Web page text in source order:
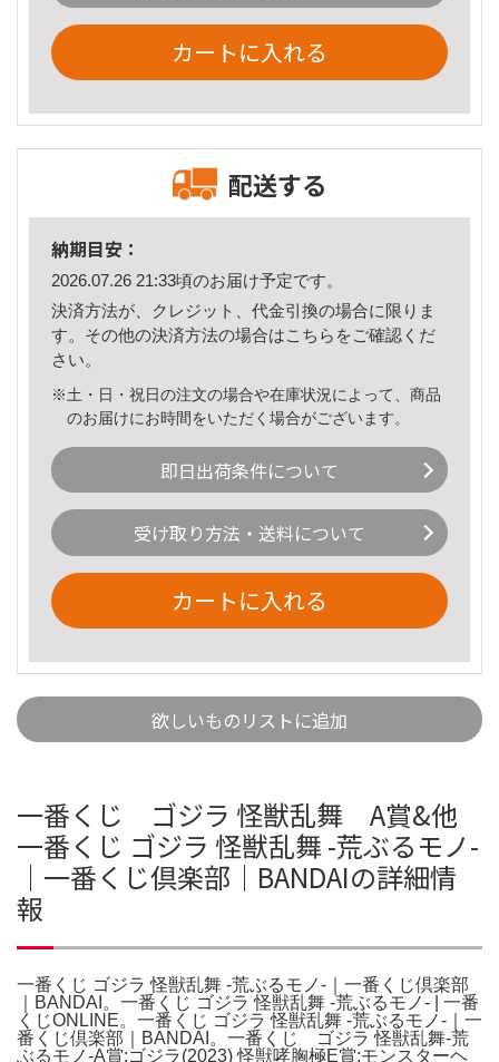
カートに入れる
配送する
納期目安：
2026.07.26 21:33頃のお届け予定です。
決済方法が、クレジット、代金引換の場合に限りま
す。その他の決済方法の場合はこちら をご確認くだ
さい。
※土・日・祝日の注文の場合や在庫状況によって、商品
のお届けにお時間をいただく場合がございます。
即日出荷条件について
受け取り方法・送料について
カートに入れる
欲しいものリストに追加
一番くじ ゴジラ 怪獣乱舞 A賞&他
一番くじ ゴジラ 怪獣乱舞 -荒ぶるモノ-
｜一番くじ倶楽部｜BANDAIの詳細情
報
一番くじ ゴジラ 怪獣乱舞 -荒ぶるモノ-｜一番くじ倶楽部
｜BANDAI。一番くじ ゴジラ 怪獣乱舞 -荒ぶるモノ- | 一番
くじONLINE。一番くじ ゴジラ 怪獣乱舞 -荒ぶるモノ-｜一
番くじ倶楽部｜BANDAI。一番くじ ゴジラ 怪獣乱舞-荒
ぶるモノ-A賞:ゴジラ(2023) 怪獣哮胸極E賞:モンスターヘ